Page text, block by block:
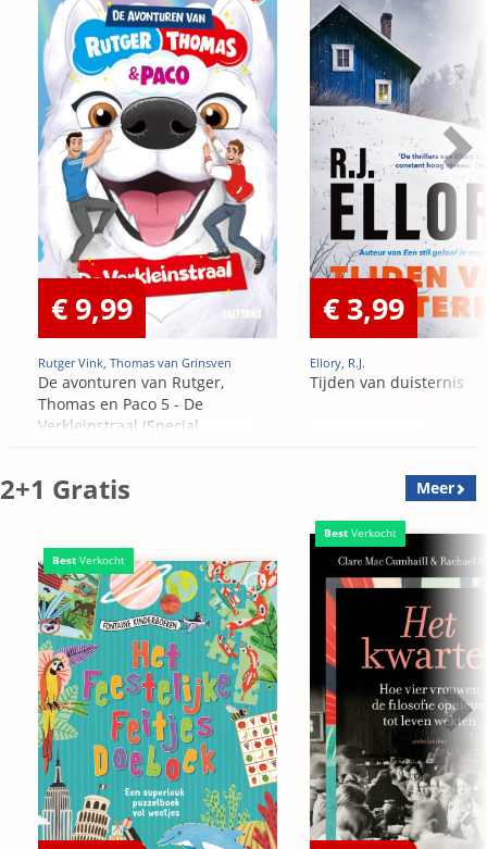
€ 9,99
Rutger Vink, Thomas van Grinsven
De avonturen van Rutger,
Thomas en Paco 5 - De
Verkleinstraal (Special
€ 3,99
Ellory, R.J.
Tijden van duisternis
2+1 Gratis Meer
Best Verkocht
Best Verkocht